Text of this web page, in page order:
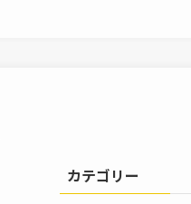
カテゴリー